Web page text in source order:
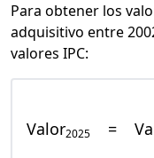
Para obtener los
adquisitivo entre
valores IPC:
Valor2025 =